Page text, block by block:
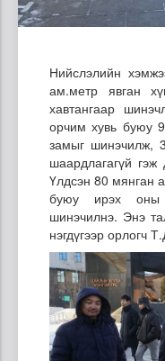
Нийслэлийн
ам.метр явган
хавтангаар
орчим хувь буюу
замыг шинэчилж,
шаардлагагүй гэж
Үлдсэн 80 мянган
буюу ирэх оны
шинэчилнэ. Энэ
нэгдүгээр орлогч